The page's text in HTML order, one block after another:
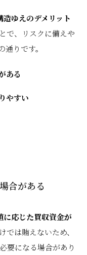
ゆえのデメリット
で、リスクに備えや
りです。
ある
やすい
合がある
応じた買収資金が
では賄えないため、
要になる場合があり